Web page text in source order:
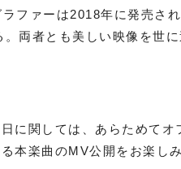
ファーは2018年に発売さ
両者とも美しい映像を世
に関しては、あらためてオ
本楽曲のMV公開をお楽しみ